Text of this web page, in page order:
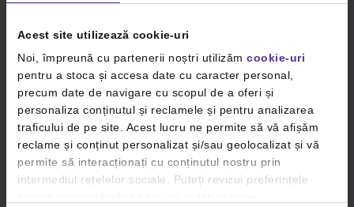
Acest site utilizează cookie-uri
Noi, împreună cu partenerii noștri utilizăm cookie-uri
pentru a stoca și accesa date cu caracter personal,
precum date de navigare cu scopul de a oferi și
personaliza conținutul și reclamele și pentru analizarea
traficului de pe site. Acest lucru ne permite să vă afișăm
reclame și conținut personalizat și/sau geolocalizat și vă
permite să interacționați cu conținutul nostru prin
intermediul rețelelor sociale. Puteți revizui preferințele